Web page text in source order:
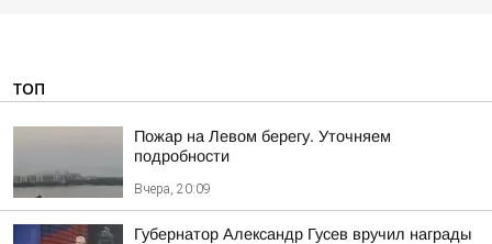
ТОП
Пожар на Левом берегу. Уточняем
подробности
Вчера, 20:09
Губернатор Александр Гусев вручил награды